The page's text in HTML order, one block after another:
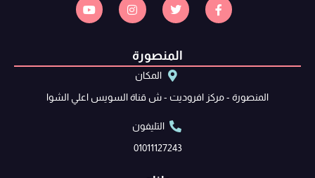
المنصورة
المكان
المنصورة - مركز افروديت - ش قناة السويس اعلي الشوا
التليفون
01011127243